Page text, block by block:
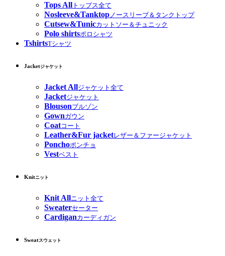
Tops All トップス全て
Nosleeve&Tanktopノースリーブ＆タンクトップ
Cutsew&Tunicカットソー＆チュニック
Polo shirtsポロシャツ
TshirtsTシャツ
Jacketジャケット
Jacket Allジャケット全て
Jacketジャケット
Blousonブルゾン
Gownガウン
Coatコート
Leather&Fur jacketレザー＆ファージャケット
Ponchoポンチョ
Vestベスト
Knitニット
Knit Allニット全て
Sweaterセーター
Cardiganカーディガン
Sweatスウェット